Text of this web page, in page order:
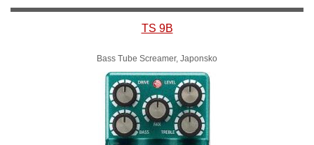
TS 9B
Bass Tube Screamer, Japonsko